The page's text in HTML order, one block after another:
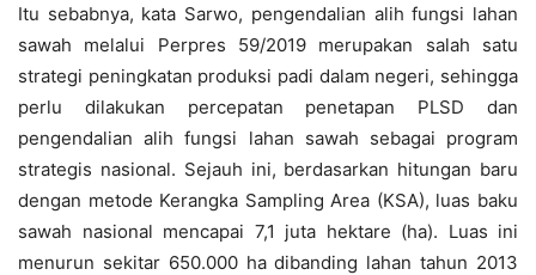
Itu sebabnya, kata Sarwo, pengendalian alih fungsi lahan
sawah melalui Perpres 59/2019 merupakan salah satu
strategi peningkatan produksi padi dalam negeri, sehingga
perlu dilakukan percepatan penetapan PLSD dan
pengendalian alih fungsi lahan sawah sebagai program
strategis nasional. Sejauh ini, berdasarkan hitungan baru
dengan metode Kerangka Sampling Area (KSA), luas baku
sawah nasional mencapai 7,1 juta hektare (ha). Luas ini
menurun sekitar 650.000 ha dibanding lahan tahun 2013